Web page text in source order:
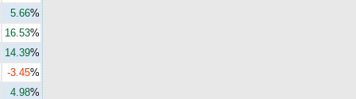
5.66%
16.53%
14.39%
-3.45%
4.98%